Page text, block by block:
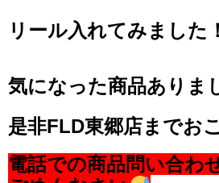
リール入れてみました
気になった商品ありま
是非FLD東郷店までお
電話での商品問い合わ